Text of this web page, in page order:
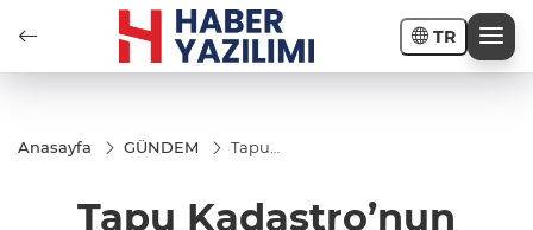
TR
Anasayfa GÜNDEM
Tapu
Mahmûd
Esad Efendi
Tapu Kadastro’nun